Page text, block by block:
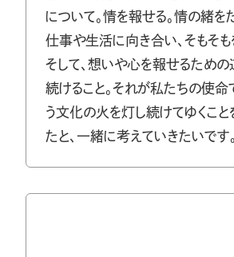
について。情を報せる。情の緒を
仕事や生活に向き合い、そもそも
そして、想いや心を報せるための
続けること。それが私たちの使命
う文化の火を灯し続けてゆくこと
たと、一緒に考えていきたいです。